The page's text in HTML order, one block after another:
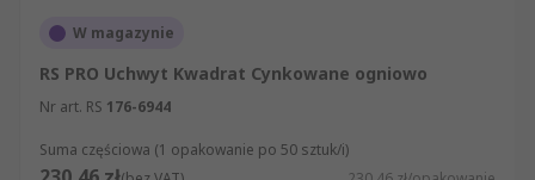
W magazynie
RS PRO Uchwyt Kwadrat Cynkowane ogniowo
Nr art. RS 176-6944
Suma częściowa (1 opakowanie po 50 sztuk/i)